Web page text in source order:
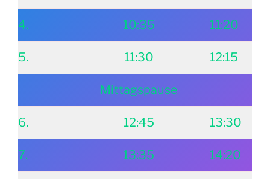
4. 10:35 11:20
5. 11:30 12:15
Mittagspause
6. 12:45 13:30
7. 13:35 14:20